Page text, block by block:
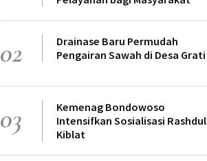
02
Drainase Baru Permudah
Pengairan Sawah di Desa Grati
03
Kemenag Bondowoso
Intensifkan Sosialisasi Rashdul
Kiblat